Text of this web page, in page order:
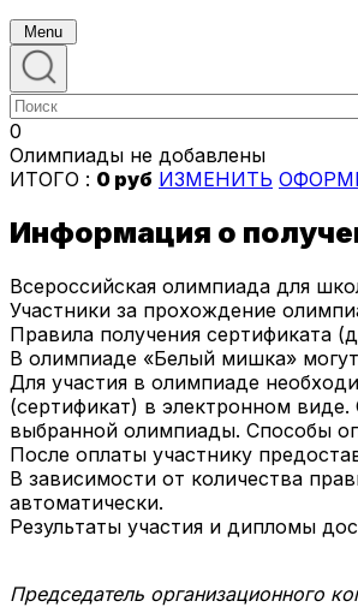
Menu
0
Олимпиады не добавлены
ИТОГО : 0 руб ИЗМЕНИТЬ
Информация о
Всероссийская олимпиада для
Участники за прохождение
Правила получения сертификата
В олимпиаде «Белый мишка»
Для участия в олимпиаде
(сертификат) в электронном
выбранной олимпиады. Способы
После оплаты участнику
В зависимости от количества
автоматически.
Результаты участия и дипломы
Председатель организационного